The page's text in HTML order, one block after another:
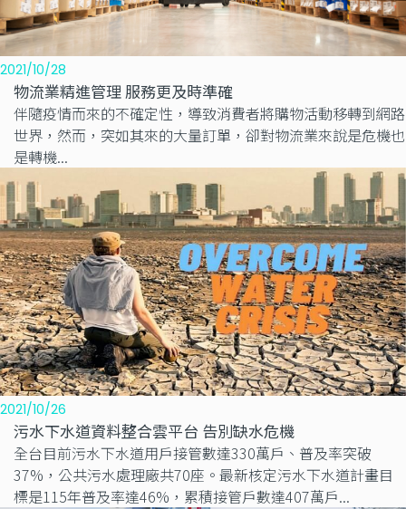
2021/10/28
物流業精進管理 服務更及時準確
伴隨疫情而來的不確定性，導致消費者將購物活動移轉到網路
世界，然而，突如其來的大量訂單，卻對物流業來說是危機也
是轉機...
2021/10/26
污水下水道資料整合雲平台 告別缺水危機
全台目前污水下水道用戶接管數達330萬戶、普及率突破
37%，公共污水處理廠共70座。最新核定污水下水道計畫目
標是115年普及率達46%，累積接管戶數達407萬戶...